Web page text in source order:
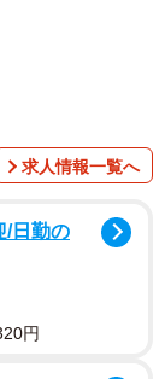
求人情報一覧へ
/日勤の
円